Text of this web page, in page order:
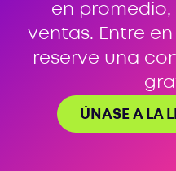
en promedio,
ventas. Entre
reserve una
ÚNASE A LA